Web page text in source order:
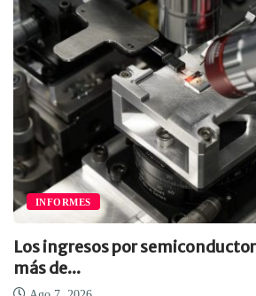
INFORMES
Los ingresos por
más de...